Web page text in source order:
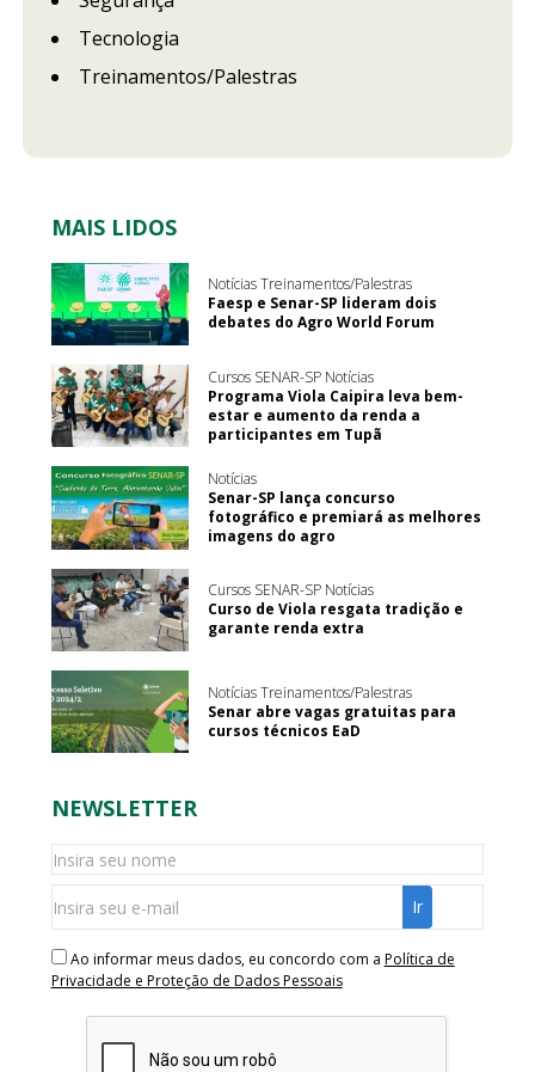
Tecnologia
Treinamentos/Palestras
MAIS LIDOS
Notícias Treinamentos/Palestras
Faesp e Senar-SP lideram dois
debates do Agro World Forum
Cursos SENAR-SP Notícias
Programa Viola Caipira leva bem-
estar e aumento da renda a
participantes em Tupã
Notícias
Senar-SP lança concurso
fotográfico e premiará as melhores
imagens do agro
Cursos SENAR-SP Notícias
Curso de Viola resgata tradição e
garante renda extra
Notícias Treinamentos/Palestras
Senar abre vagas gratuitas para
cursos técnicos EaD
NEWSLETTER
Ao informar meus dados, eu concordo com a Política de
Privacidade e Proteção de Dados Pessoais